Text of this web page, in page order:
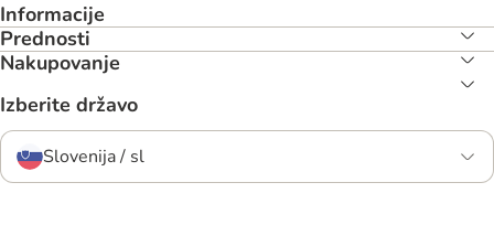
Informacije
Prednosti
Nakupovanje
Izberite državo
Slovenija / sl